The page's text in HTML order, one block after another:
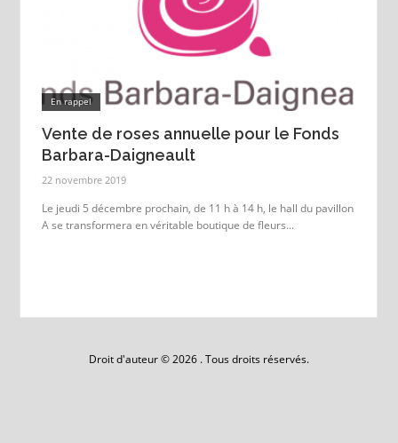
En rappel
Vente de roses annuelle pour le Fonds
Barbara-Daigneault
22 novembre 2019
Le jeudi 5 décembre prochain, de 11 h à 14 h, le hall du pavillon
A se transformera en véritable boutique de fleurs...
Droit d'auteur © 2026 . Tous droits réservés.